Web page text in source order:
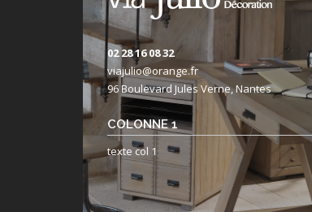
02 28 16 08 32
viajulio@orange.fr
96 Boulevard Jules Verne, Nantes
COLONNE 1
texte col 1